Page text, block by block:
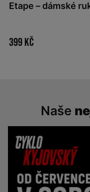
Etape – dámské
399 Kč
Naše